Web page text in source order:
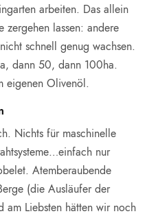
arbeiten. Das allein
zergehen lassen: andere
schnell genug wachsen.
dann 50, dann 100ha.
eigenen Olivenöl.
Nichts für maschinelle
nur
Atemberaubende
(die Ausläufer der
am Liebsten hätten wir noch